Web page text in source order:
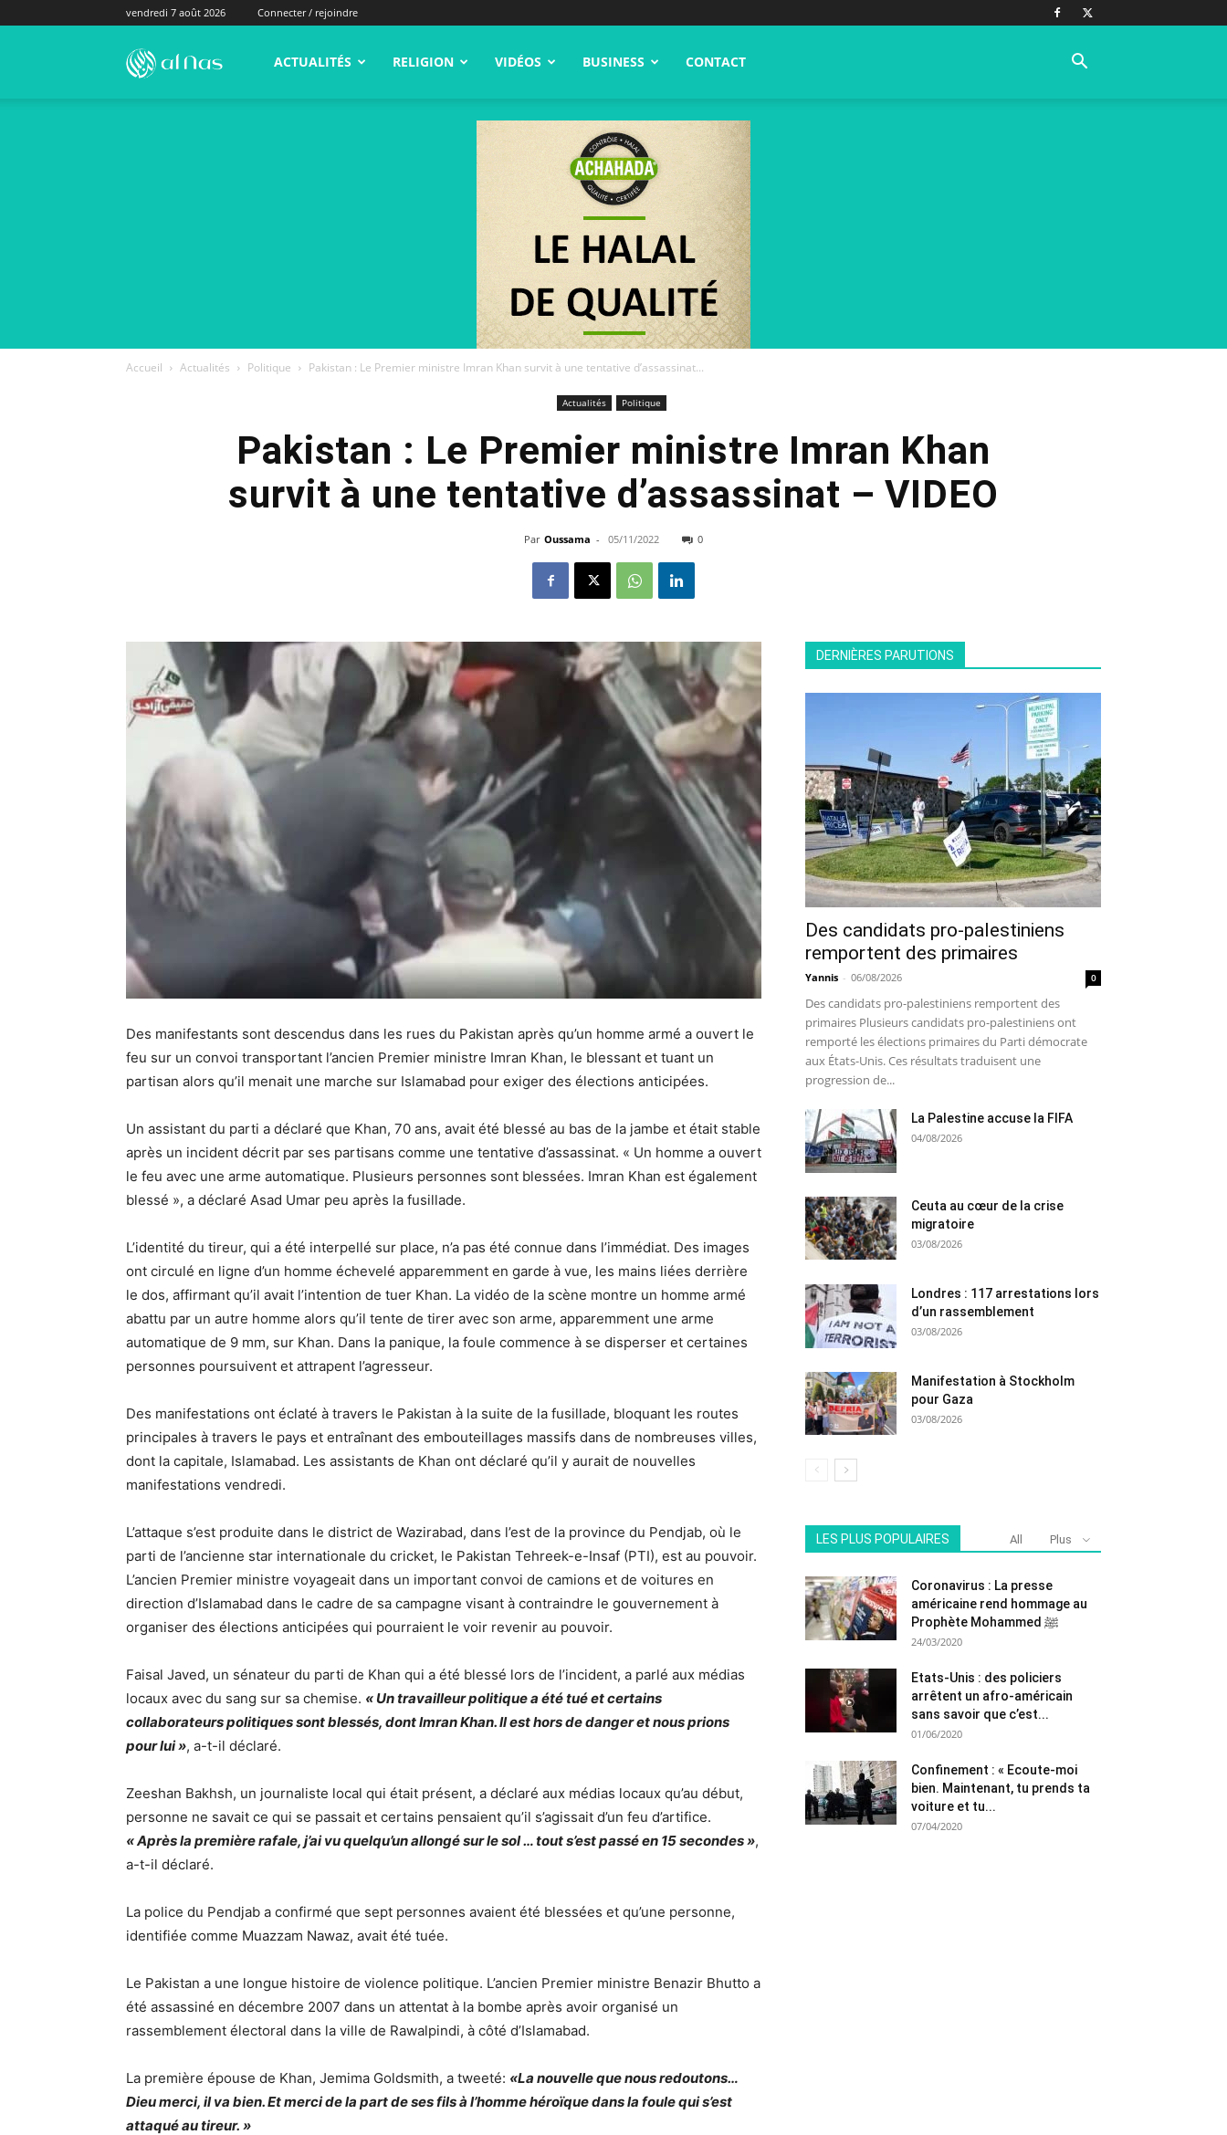
vendredi 7 août 2026 Connecter / rejoindre
alNas.fr ACTUALITÉS RELIGION VIDÉOS BUSINESS CONTACT
Accueil Actualités Politique Pakistan : Le Premier ministre Imran Khan survit à une tentative d’assassinat...
Actualités Politique
Pakistan : Le Premier ministre Imran Khan
survit à une tentative d’assassinat – VIDEO
Par Oussama - 05/11/2022 0
Des manifestants sont descendus dans les rues du Pakistan après qu’un homme armé a ouvert le
feu sur un convoi transportant l’ancien Premier ministre Imran Khan, le blessant et tuant un
partisan alors qu’il menait une marche sur Islamabad pour exiger des élections anticipées.
Un assistant du parti a déclaré que Khan, 70 ans, avait été blessé au bas de la jambe et était stable
après un incident décrit par ses partisans comme une tentative d’assassinat. « Un homme a ouvert
le feu avec une arme automatique. Plusieurs personnes sont blessées. Imran Khan est également
blessé », a déclaré Asad Umar peu après la fusillade.
L’identité du tireur, qui a été interpellé sur place, n’a pas été connue dans l’immédiat. Des images
ont circulé en ligne d’un homme échevelé apparemment en garde à vue, les mains liées derrière
le dos, affirmant qu’il avait l’intention de tuer Khan. La vidéo de la scène montre un homme armé
abattu par un autre homme alors qu’il tente de tirer avec son arme, apparemment une arme
automatique de 9 mm, sur Khan. Dans la panique, la foule commence à se disperser et certaines
personnes poursuivent et attrapent l’agresseur.
Des manifestations ont éclaté à travers le Pakistan à la suite de la fusillade, bloquant les routes
principales à travers le pays et entraînant des embouteillages massifs dans de nombreuses villes,
dont la capitale, Islamabad. Les assistants de Khan ont déclaré qu’il y aurait de nouvelles
manifestations vendredi.
L’attaque s’est produite dans le district de Wazirabad, dans l’est de la province du Pendjab, où le
parti de l’ancienne star internationale du cricket, le Pakistan Tehreek-e-Insaf (PTI), est au pouvoir.
L’ancien Premier ministre voyageait dans un important convoi de camions et de voitures en
direction d’Islamabad dans le cadre de sa campagne visant à contraindre le gouvernement à
organiser des élections anticipées qui pourraient le voir revenir au pouvoir.
Faisal Javed, un sénateur du parti de Khan qui a été blessé lors de l’incident, a parlé aux médias
locaux avec du sang sur sa chemise. « Un travailleur politique a été tué et certains
collaborateurs politiques sont blessés, dont Imran Khan. Il est hors de danger et nous prions
pour lui », a-t-il déclaré.
Zeeshan Bakhsh, un journaliste local qui était présent, a déclaré aux médias locaux qu’au début,
personne ne savait ce qui se passait et certains pensaient qu’il s’agissait d’un feu d’artifice.
« Après la première rafale, j’ai vu quelqu’un allongé sur le sol … tout s’est passé en 15 secondes »,
a-t-il déclaré.
La police du Pendjab a confirmé que sept personnes avaient été blessées et qu’une personne,
identifiée comme Muazzam Nawaz, avait été tuée.
Le Pakistan a une longue histoire de violence politique. L’ancien Premier ministre Benazir Bhutto a
été assassiné en décembre 2007 dans un attentat à la bombe après avoir organisé un
rassemblement électoral dans la ville de Rawalpindi, à côté d’Islamabad.
La première épouse de Khan, Jemima Goldsmith, a tweeté: «La nouvelle que nous redoutons…
Dieu merci, il va bien. Et merci de la part de ses fils à l’homme héroïque dans la foule qui s’est
attaqué au tireur. »
DERNIÈRES PARUTIONS
Des candidats pro-palestiniens
remportent des primaires
Yannis - 06/08/2026 0
Des candidats pro-palestiniens remportent des
primaires Plusieurs candidats pro-palestiniens ont
remporté les élections primaires du Parti démocrate
aux États-Unis. Ces résultats traduisent une
progression de...
La Palestine accuse la FIFA
04/08/2026
Ceuta au cœur de la crise
migratoire
03/08/2026
Londres : 117 arrestations lors
d’un rassemblement
03/08/2026
Manifestation à Stockholm
pour Gaza
03/08/2026
LES PLUS POPULAIRES All Plus
Coronavirus : La presse
américaine rend hommage au
Prophète Mohammed ﷺ
24/03/2020
Etats-Unis : des policiers
arrêtent un afro-américain
sans savoir que c’est...
01/06/2020
Confinement : « Ecoute-moi
bien. Maintenant, tu prends ta
voiture et tu...
07/04/2020